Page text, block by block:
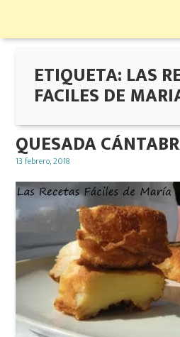
ETIQUETA: LAS
FACILES DE
QUESADA
Posted
13 febrero, 2018